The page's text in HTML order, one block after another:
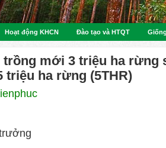
Hoạt động KHCN Đào tạo và HTQT
trồng mới 3 triệu ha rừng
triệu ha rừng (5THR)